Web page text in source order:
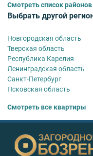
Смотреть список районов
Выбрать другой
Новгородская область
Тверская область
Республика Карелия
Ленинградская область
Санкт-Петербург
Псковская область
Смотреть все квартиры